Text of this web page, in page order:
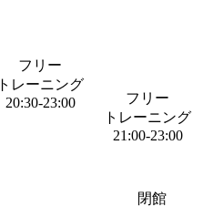
フリー
トレーニング
20:30-23:00
フリー
トレーニング
21:00-23:00
閉館